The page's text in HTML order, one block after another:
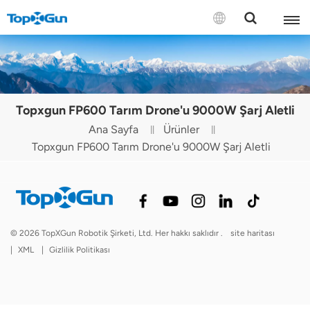
BİZE ULAŞIN
English
Español
Русский
Português(Brasil)
Türkçe
Topxgun FP600 Tarım Drone'u 9000W Şarj Aletli
Ana Sayfa
Ürünler
Topxgun FP600 Tarım Drone'u 9000W Şarj Aletli
© 2026 TopXGun Robotik Şirketi, Ltd. Her hakkı saklıdır .
site haritası
XML Gizlilik Politikası